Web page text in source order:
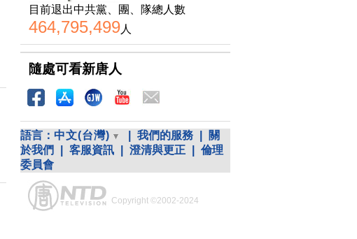
目前退出中共黨、團、隊總人數
464,795,499人
隨處可看新唐人
語言： 中文(台灣) 我們的服務
關
於我們
客服資訊 澄清與更正
倫理
委員會
Copyright ©2002-2024